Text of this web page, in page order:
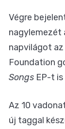
Végre
nagylemezét
napvilágot az
Foundation
Songs EP-t
Az 10
új taggal